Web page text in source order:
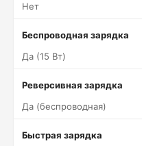
Нет
Беспроводная зарядка
Да (15 Вт)
Реверсивная зарядка
Да (беспроводная)
Быстрая зарядка